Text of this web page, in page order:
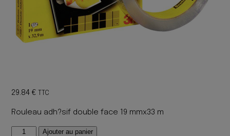
29.84€ TTC
Rouleau adh?sif double face 19 mmx33 m
quantité Ajouter au panier